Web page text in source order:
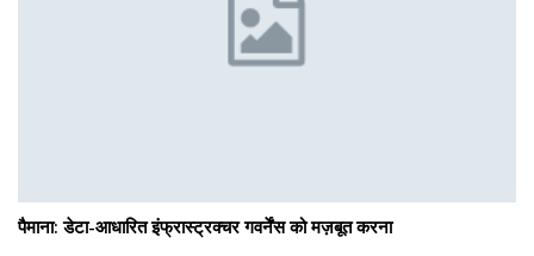
पैमाना: डेटा-आधारित इंफ्रास्ट्रक्चर गवर्नेंस को मज़बूत करना